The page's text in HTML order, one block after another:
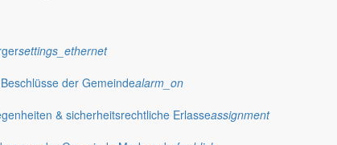
settings_ethernet
der Gemeindealarm_on
& sicherheitsrechtliche Erlasseassignment